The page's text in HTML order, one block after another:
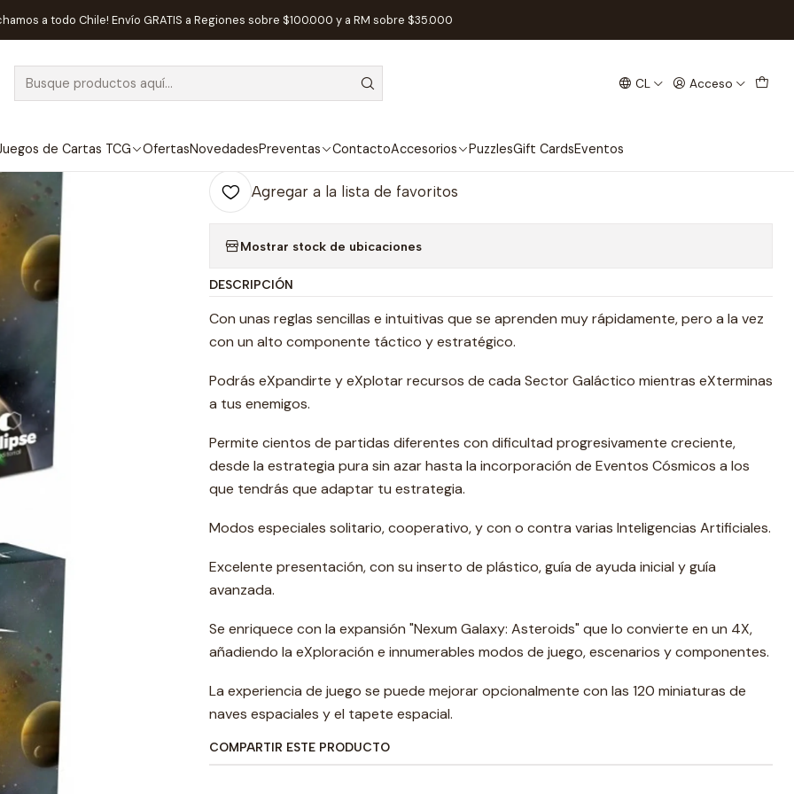
CL Acceso
de Cartas TCG OfertasNovedadesPreventas ContactoAccesorios PuzzlesGift CardsEventos
a todo Chile! Envío GRATIS a Regiones sobre $100.000 y a RM sobre $35.000
Inicio Juegos de Mesa NEXUM GALAXY - Español
NEXUM GALAXY - Español
Cantidad
Agregar al Carro
Agregar a la lista de favoritos
Mostrar stock de ubicaciones
DESCRIPCIÓN
Con unas reglas sencillas e intuitivas que se aprenden muy rápidamente, pero a la vez
con un alto componente táctico y estratégico.
Podrás eXpandirte y eXplotar recursos de cada Sector Galáctico mientras eXterminas
a tus enemigos.
Permite cientos de partidas diferentes con dificultad progresivamente creciente,
desde la estrategia pura sin azar hasta la incorporación de Eventos Cósmicos a los
que tendrás que adaptar tu estrategia.
Modos especiales solitario, cooperativo, y con o contra varias Inteligencias Artificiales.
Excelente presentación, con su inserto de plástico, guía de ayuda inicial y guía
avanzada.
Se enriquece con la expansión "Nexum Galaxy: Asteroids" que lo convierte en un 4X,
añadiendo la eXploración e innumerables modos de juego, escenarios y componentes.
La experiencia de juego se puede mejorar opcionalmente con las 120 miniaturas de
naves espaciales y el tapete espacial.
COMPARTIR ESTE PRODUCTO